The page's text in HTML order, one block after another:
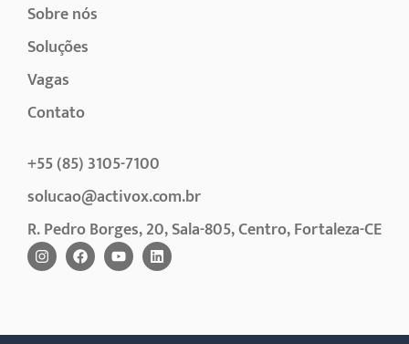
Sobre nós
Soluções
Vagas
Contato
+55 (85) 3105-7100
solucao@activox.com.br
R. Pedro Borges, 20, Sala-805, Centro, Fortaleza-CE